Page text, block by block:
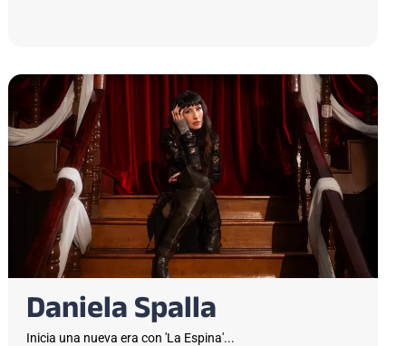
Daniela Spalla
Inicia una nueva era con 'La Espina'...